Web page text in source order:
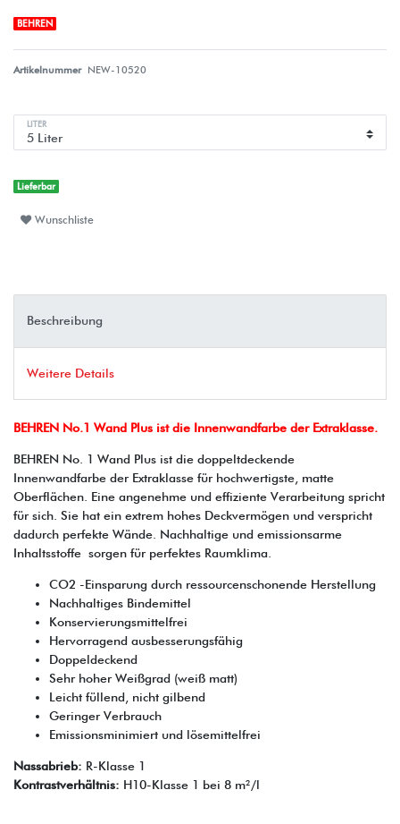
BEHREN
Artikelnummer NEW-10520
LITER
Lieferbar
Wunschliste
Beschreibung
Weitere Details
BEHREN No.1 Wand Plus ist die Innenwandfarbe der Extraklasse.
BEHREN No. 1 Wand Plus ist die doppeltdeckende
Innenwandfarbe der Extraklasse für hochwertigste, matte
Oberflächen. Eine angenehme und effiziente Verarbeitung spricht
für sich. Sie hat ein extrem hohes Deckvermögen und verspricht
dadurch perfekte Wände. Nachhaltige und emissionsarme
Inhaltsstoffe sorgen für perfektes Raumklima.
CO2 -Einsparung durch ressourcenschonende Herstellung
Nachhaltiges Bindemittel
Konservierungsmittelfrei
Hervorragend ausbesserungsfähig
Doppeldeckend
Sehr hoher Weißgrad (weiß matt)
Leicht füllend, nicht gilbend
Geringer Verbrauch
Emissionsminimiert und lösemittelfrei
Nassabrieb: R-Klasse 1
Kontrastverhältnis: H10-Klasse 1 bei 8 m²/l